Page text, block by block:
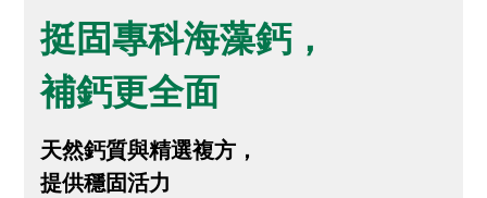
挺固專科海藻鈣，
補鈣更全面
天然鈣質與精選複方，
提供穩固活力